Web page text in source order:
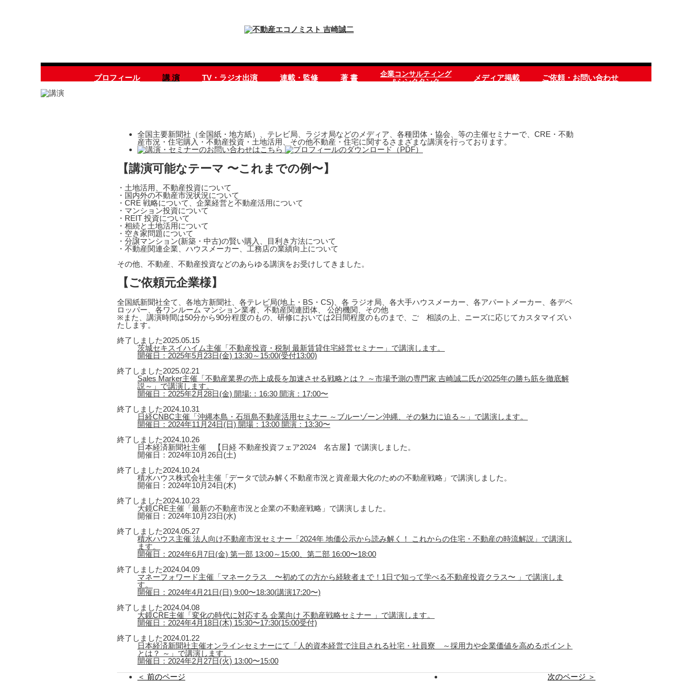
プロフィール 講 演 TV・ラジオ出演 連載・監修 著 書
企業コンサルティング
&シンクタンク
メディア掲載 ご依頼・お問い合わせ
全国主要新聞社（全国紙・地方紙）、テレビ局、ラジオ局などのメディア、各種団体・協会、等の主催セミナーで、CRE・不動
産市況・住宅購入・不動産投資・土地活用、その他不動産・住宅に関するさまざまな講演を行っております。
【講演可能なテーマ 〜これまでの例〜】
・土地活用、不動産投資について
・国内外の不動産市況状況について
・CRE 戦略について、企業経営と不動産活用について
・マンション投資について
・REIT 投資について
・相続と土地活用について
・空き家問題について
・分譲マンション(新築・中古)の賢い購入、目利き方法について
・不動産関連企業、ハウスメーカー、工務店の業績向上について
その他、不動産、不動産投資などのあらゆる講演をお受けしてきました。
【ご依頼元企業様】
全国紙新聞社全て、各地方新聞社、各テレビ局(地上・BS・CS)、各 ラジオ局、各大手ハウスメーカー、各アパートメーカー、各デベ
ロッパー、各ワンルーム マンション業者、不動産関連団体、 公的機関、その他
※また、講演時間は50分から90分程度のもの、研修においては2日間程度のものまで、ご゙相談の上、ニーズに応じてカスタマイズい
たします。
終了しました2025.05.15
茨城セキスイハイム主催「不動産投資・税制 最新賃貸住宅経営セミナー」で講演します。
開催日：2025年5月23日(金) 13:30～15:00(受付13:00)
終了しました2025.02.21
Sales Marker主催「不動産業界の売上成長を加速させる戦略とは？ ～市場予測の専門家 吉崎誠二氏が2025年の勝ち筋を徹底解
説～」で講演します。
開催日：2025年2月28日(金) 開場:：16:30 開演：17:00〜
終了しました2024.10.31
日経CNBC主催「沖縄本島・石垣島不動産活用セミナー ～ブルーゾーン沖縄、その魅力に迫る～」で講演します。
開催日：2024年11月24日(日) 開場：13:00 開演：13:30〜
終了しました2024.10.26
日本経済新聞社主催 【日経 不動産投資フェア2024 名古屋】で講演しました。
開催日：2024年10月26日(土)
終了しました2024.10.24
積水ハウス株式会社主催「データで読み解く不動産市況と資産最大化のための不動産戦略」で講演しました。
開催日：2024年10月24日(木)
終了しました2024.10.23
大鏡CRE主催「最新の不動産市況と企業の不動産戦略」で講演しました。
開催日：2024年10月23日(水)
終了しました2024.05.27
積水ハウス主催 法人向け不動産市況セミナー「2024年 地価公示から読み解く！ これからの住宅・不動産の時流解説」で講演し
ます。
開催日：2024年6月7日(金) 第一部 13:00～15:00、第二部 16:00〜18:00
終了しました2024.04.09
マネーフォワード主催「マネークラス 〜初めての方から経験者まで！1日で知って学べる不動産投資クラス〜 」で講演しま
す。
開催日：2024年4月21日(日) 9:00〜18:30(講演17:20〜)
終了しました2024.04.08
大鏡CRE主催「変化の時代に対応する 企業向け 不動産戦略セミナー 」で講演します。
開催日：2024年4月18日(木) 15:30〜17:30(15:00受付)
終了しました2024.01.22
日本経済新聞社主催オンラインセミナーにて「人的資本経営で注目される社宅・社員寮 ～採用力や企業価値を高めるポイント
とは？ ～」で講演します。
開催日：2024年2月27日(火) 13:00〜15:00
＜ 前のページ
次のページ ＞